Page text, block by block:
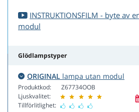
INSTRUKTIONSFILM - byte av
modul
Glödlampstyper
ORIGINAL lampa utan modul
Produktkod:
Ljuskvalitet:
Tillförlitlighet:
Z67734OOB